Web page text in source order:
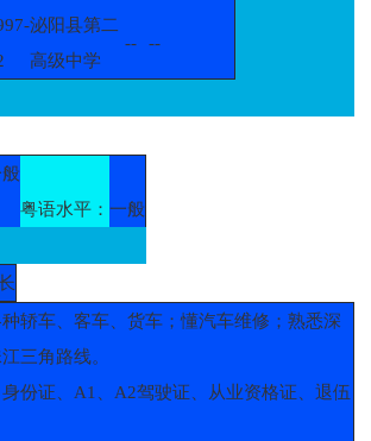
泌阳县第二
高级中学
-- --
粤语水平：一般
轿车、客车、货车；懂汽车维修；熟悉深
三角路线。
份证、A1、A2驾驶证、从业资格证、退伍